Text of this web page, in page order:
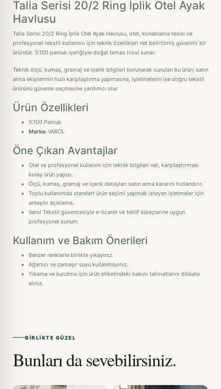
Talia Serisi 20/2 Ring İplik Otel Ayak
Havlusu
Talia Serisi 20/2 Ring İplik Otel Ayak Havlusu, otel, konaklama tesisi ve
profesyonel tekstil kullanımı için teknik özellikleri net belirtilmiş güvenilir bir
üründür. %100 pamuk içeriğiyle doğal temas hissi sunar.
Teknik ölçü, kumaş, gramaj ve içerik bilgileri korunarak sunulan bu ürün; satın
alma ekiplerinin hızlı karşılaştırma yapmasına, işletmelerin ise doğru tekstil
ürününü güvenle seçmesine yardımcı olur.
Ürün Özellikleri
%100 Pamuk
Marka: VAROL
Öne Çıkan Avantajlar
Otel ve profesyonel kullanım için teknik bilgileri net, karşılaştırması
kolay ürün yapısı.
Ölçü, kumaş, gramaj ve içerik detayları satın alma kararını hızlandırır.
Toplu kullanımda standart ürün seçimi yapmak isteyen işletmeler için
anlaşılır açıklama.
Varol Tekstil güvencesiyle e-ticaret ve teklif süreçlerine uygun
profesyonel sunum.
Kullanım ve Bakım Önerileri
Benzer renklerle birlikte yıkayınız.
Ağartıcı ve çamaşır suyu kullanmayınız.
Yıkama ve kurutma için ürün etiketindeki bakım talimatlarını dikkate
alınız.
BIRLIKTE GÜZEL
Bunları da sevebilirsiniz.